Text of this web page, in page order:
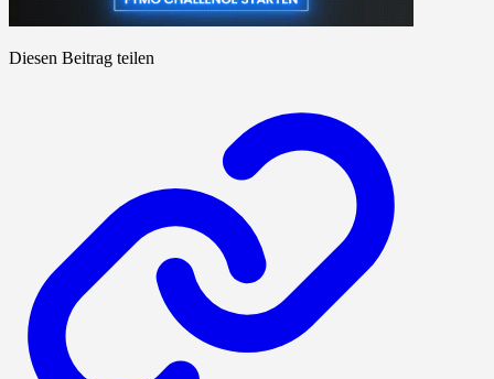
Diesen Beitrag teilen